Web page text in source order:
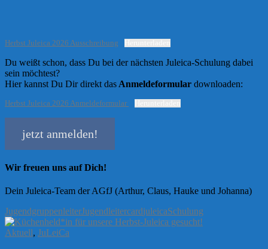
Herbst Juleica 2026 Ausschreibung
Du weißt schon, dass Du bei der nächsten Juleica-Schulung dabei
sein möchtest?
Hier kannst Du Dir direkt das Anmeldeformular downloaden:
Herbst Juleica 2026 Anmeldeformular
jetzt anmelden!
Wir freuen uns auf Dich!
Dein Juleica-Team der AGfJ (Arthur, Claus, Hauke und Johanna)
JugendgruppenleiterJugendleitercardjuleicaSchulung
Aktuell, JuLeiCa